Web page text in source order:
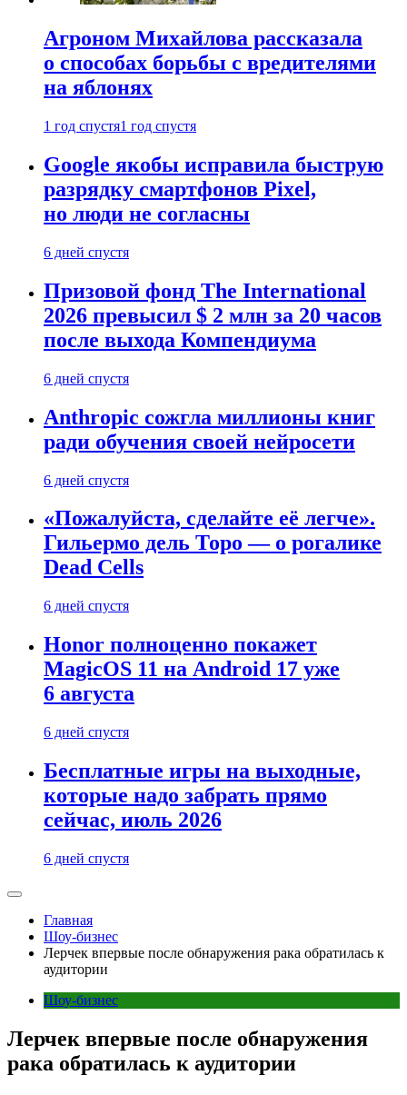
Агроном Михайлова рассказала
о способах борьбы с вредителями
на яблонях
1 год спустя1 год спустя
Google якобы исправила быструю
разрядку смартфонов Pixel,
но люди не согласны
6 дней спустя
Призовой фонд The International
2026 превысил $ 2 млн за 20 часов
после выхода Компендиума
6 дней спустя
Anthropic сожгла миллионы книг
ради обучения своей нейросети
6 дней спустя
«Пожалуйста, сделайте её легче».
Гильермо дель Торо — о рогалике
Dead Cells
6 дней спустя
Honor полноценно покажет
MagicOS 11 на Android 17 уже
6 августа
6 дней спустя
Бесплатные игры на выходные,
которые надо забрать прямо
сейчас, июль 2026
6 дней спустя
Главная
Шоу-бизнес
Лерчек впервые после обнаружения рака обратилась к
аудитории
Шоу-бизнес
Лерчек впервые после обнаружения
рака обратилась к аудитории